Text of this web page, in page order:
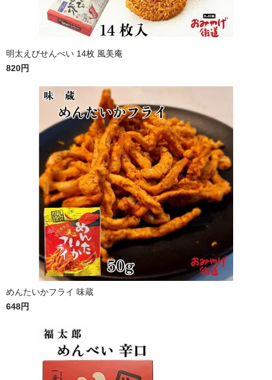
明太えびせんべい 14枚 風美庵
820円
めんたいかフライ 味蔵
648円